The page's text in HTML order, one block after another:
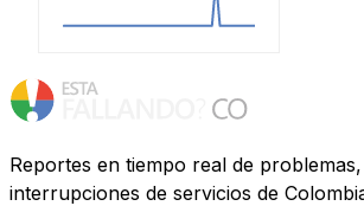
Reportes en tiempo real de
interrupciones de servicios de